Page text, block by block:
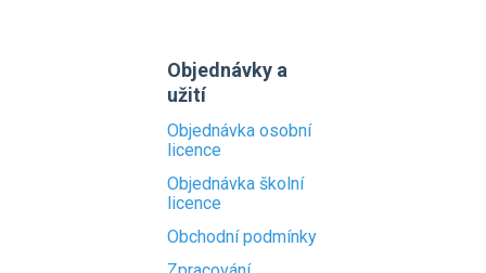
Objednávky a
užití
Objednávka osobní
licence
Objednávka školní
licence
Obchodní podmínky